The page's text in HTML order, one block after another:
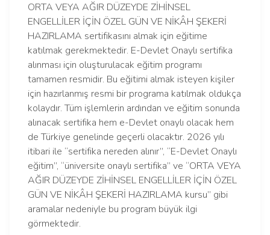
ORTA VEYA AĞIR DÜZEYDE ZİHİNSEL
ENGELLİLER İÇİN ÖZEL GÜN VE NİKÂH ŞEKERİ
HAZIRLAMA sertifikasını almak için eğitime
katılmak gerekmektedir. E-Devlet Onaylı sertifika
alınması için oluşturulacak eğitim programı
tamamen resmidir. Bu eğitimi almak isteyen kişiler
için hazırlanmış resmi bir programa katılmak oldukça
kolaydır. Tüm işlemlerin ardından ve eğitim sonunda
alınacak sertifika hem e-Devlet onaylı olacak hem
de Türkiye genelinde geçerli olacaktır. 2026 yılı
itibari ile “sertifika nereden alınır”, “E-Devlet Onaylı
eğitim”, “üniversite onaylı sertifika” ve “ORTA VEYA
AĞIR DÜZEYDE ZİHİNSEL ENGELLİLER İÇİN ÖZEL
GÜN VE NİKÂH ŞEKERİ HAZIRLAMA kursu” gibi
aramalar nedeniyle bu program büyük ilgi
görmektedir.